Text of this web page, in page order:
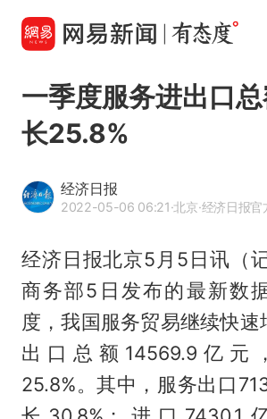
一季度服务进出口
长25.8%
经济日报
2022-05-06 06:21·北京·经济日报官方
经济日报北京5月5日讯（
商务部5日发布的最新数
度，我国服务贸易继续快速
出口总额14569.9亿元
25.8%。其中，服务出口